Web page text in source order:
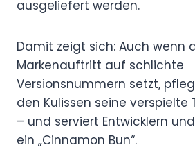
ausgeliefert werden.
Damit zeigt sich: Auch wenn
Markenauftritt auf schlichte
Versionsnummern setzt,
den Kulissen seine
– und serviert Entwicklern
ein „Cinnamon Bun“.